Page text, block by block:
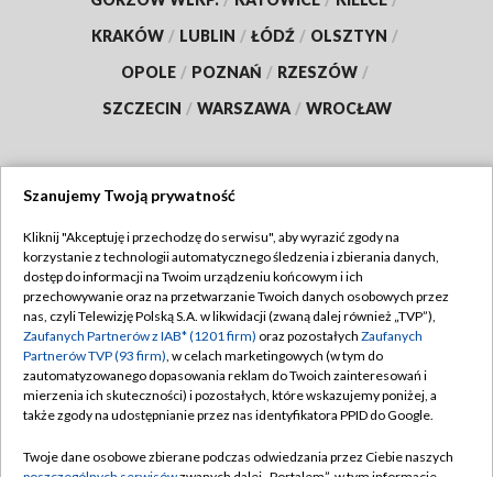
KRAKÓW / LUBLIN / ŁÓDŹ / OLSZTYN /
OPOLE / POZNAŃ / RZESZÓW /
SZCZECIN / WARSZAWA / WROCŁAW
TVP
Abonament TVP
Emisja w TVP
Centrum informacji TVP
Naziemna Telewizja Cyfrowa
Regulamin TVP
Polityka prywatności
Moje zgody
Pomoc
Szanujemy Twoją prywatność
Kliknij "Akceptuję i przechodzę do serwisu", aby wyrazić zgody na
korzystanie z technologii automatycznego śledzenia i zbierania danych,
dostęp do informacji na Twoim urządzeniu końcowym i ich
przechowywanie oraz na przetwarzanie Twoich danych osobowych przez
nas, czyli Telewizję Polską S.A. w likwidacji (zwaną dalej również „TVP”),
Zaufanych Partnerów z IAB* (1201 firm) oraz pozostałych Zaufanych
Partnerów TVP (93 firm), w celach marketingowych (w tym do
zautomatyzowanego dopasowania reklam do Twoich zainteresowań i
mierzenia ich skuteczności) i pozostałych, które wskazujemy poniżej, a
także zgody na udostępnianie przez nas identyfikatora PPID do Google.
Twoje dane osobowe zbierane podczas odwiedzania przez Ciebie naszych